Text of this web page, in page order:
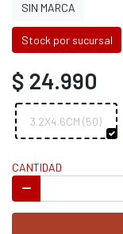
SIN MARCA
Stock por sucursal
$ 24.990
3.2X4.6CM (50)
CANTIDAD